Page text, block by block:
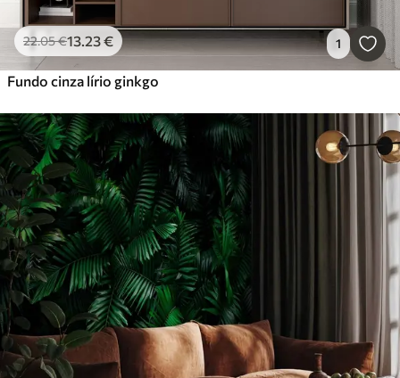
22.05€13.23€ 1
Fundo cinza lírio ginkgo